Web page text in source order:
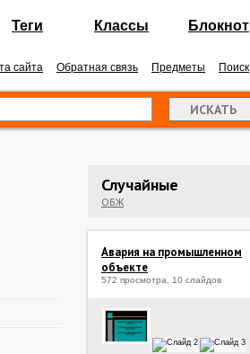
Теги Классы Блокнот
сайта Обратная связь Предметы Поиск
Случайные
ОБЖ
Авария на промышленном
объекте
572 просмотра, 10 слайдов